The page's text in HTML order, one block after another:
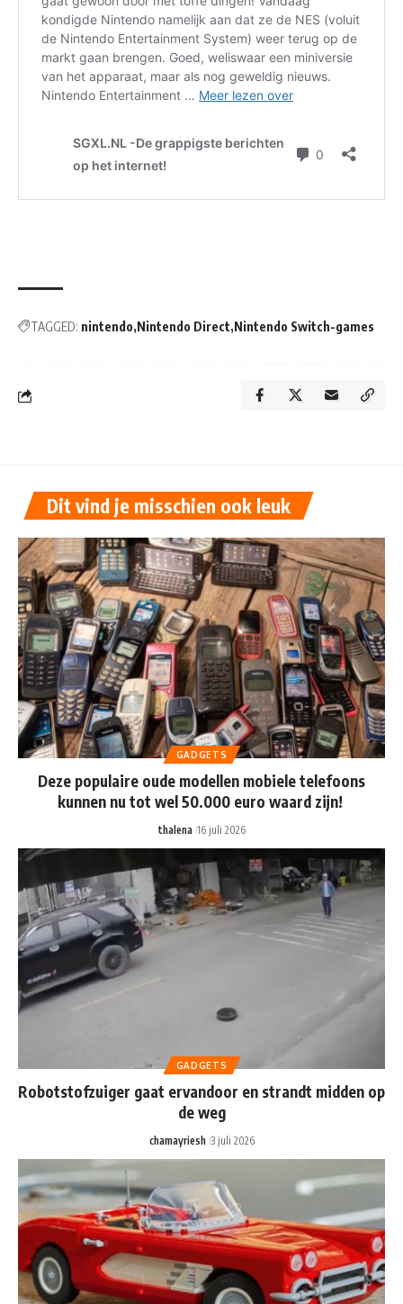
TAGGED: nintendo Nintendo Direct Nintendo Switch-games
Dit vind je misschien ook leuk
GADGETS
Deze populaire oude modellen mobiele telefoons
kunnen nu tot wel 50.000 euro waard zijn!
thalena 16 juli 2026
GADGETS
Robotstofzuiger gaat ervandoor en strandt midden op
de weg
chamayriesh 3 juli 2026